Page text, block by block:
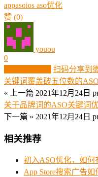
appasoios aso优化
赞 (0)
youou
0
扫码分享到
关键词覆盖破五位数的
« 上一篇 2021年12月24日
关于品牌词的ASO关键词
下一篇 » 2021年12月24日
相关推荐
初入ASO优化，如何
App Store搜索广告如